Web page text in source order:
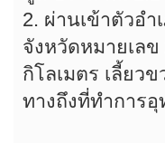
2. ผ่านเข้าตัวอ
จังหวัดหมายเล
กิโลเมตร เลี้ยว
ทางถึงที่ทำการ